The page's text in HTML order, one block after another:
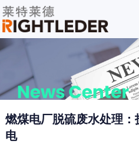
燃煤电厂脱硫废水处理
电